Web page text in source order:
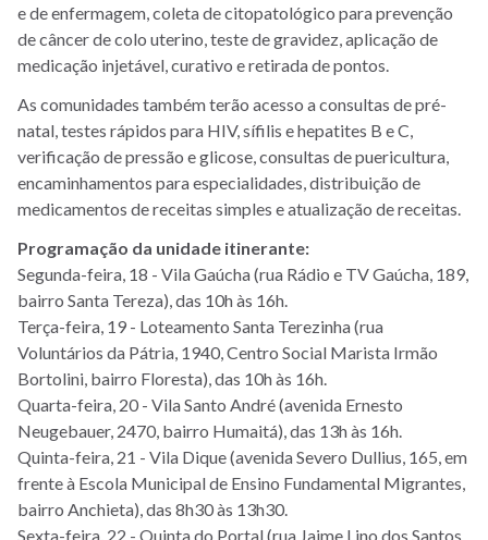
e de enfermagem, coleta de citopatológico para prevenção
de câncer de colo uterino, teste de gravidez, aplicação de
medicação injetável, curativo e retirada de pontos.
As comunidades também terão acesso a consultas de pré-
natal, testes rápidos para HIV, sífilis e hepatites B e C,
verificação de pressão e glicose, consultas de puericultura,
encaminhamentos para especialidades, distribuição de
medicamentos de receitas simples e atualização de receitas.
Programação da unidade itinerante:
Segunda-feira, 18 - Vila Gaúcha (rua Rádio e TV Gaúcha, 189,
bairro Santa Tereza), das 10h às 16h.
Terça-feira, 19 - Loteamento Santa Terezinha (rua
Voluntários da Pátria, 1940, Centro Social Marista Irmão
Bortolini, bairro Floresta), das 10h às 16h.
Quarta-feira, 20 - Vila Santo André (avenida Ernesto
Neugebauer, 2470, bairro Humaitá), das 13h às 16h.
Quinta-feira, 21 - Vila Dique (avenida Severo Dullius, 165, em
frente à Escola Municipal de Ensino Fundamental Migrantes,
bairro Anchieta), das 8h30 às 13h30.
Sexta-feira, 22 - Quinta do Portal (rua Jaime Lino dos Santos